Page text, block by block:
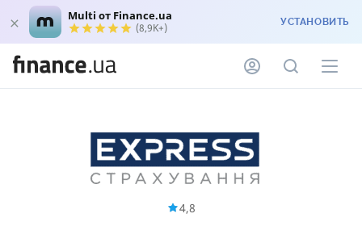
Multi от Finance.ua
(8,9K+) УСТАНОВИТЬ
4,8